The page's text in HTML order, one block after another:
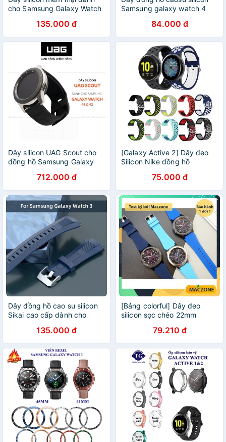
cho Samsung Galaxy Watch
135.000 đ
Samsung galaxy watch 4
84.000 đ
Dây silicon UAG Scout cho
đồng hồ Samsung Galaxy
712.000 đ
[Galaxy Active 2] Dây đeo
Silicon Nike đồng hồ
75.000 đ
Dây đồng hồ cao su silicon
Sikai cao cấp dành cho
và 45mm135.000 đ
[Bảng colorful] Dây đeo
silicon sọc chéo 22mm
45mm 46mm, Gear S3
(ZD05)
79.210 đ